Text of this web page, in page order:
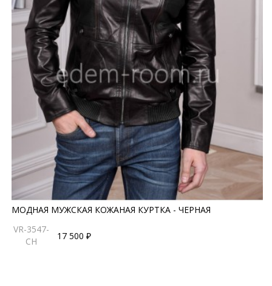
МОДНАЯ МУЖСКАЯ КОЖАНАЯ КУРТКА - ЧЕРНАЯ
VR-3547-
CH
17 500 ₽